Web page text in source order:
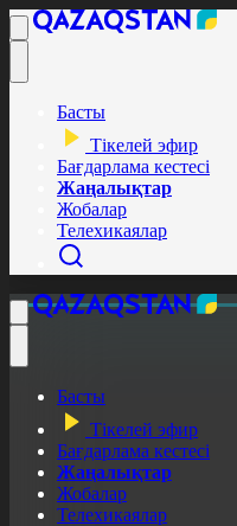
Басты
Тікелей эфир
Бағдарлама кестесі
Жаңалықтар
Жобалар
Телехикаялар
Басты
Тікелей эфир
Бағдарлама кестесі
Жаңалықтар
Жобалар
Телехикаялар